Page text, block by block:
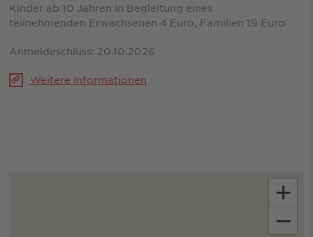
Kinder ab 10 Jahren in Begleitung eines
teilnehmenden Erwachsenen 4 Euro, Familien 19 Euro
Anmeldeschluss: 20.10.2026
Weitere Informationen
+
−